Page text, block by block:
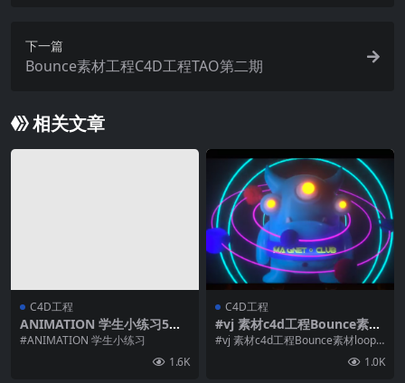
下一篇
Bounce素材工程C4D工程TAO第二期
相关文章
C4D工程
ANIMATION 学生小练习5个
工程
#ANIMATION 学生小练习
1.6K
C4D工程
#vj 素材c4d工程Bounce素材l
oop素材
#vj 素材c4d工程Bounce素材loop
1.0K